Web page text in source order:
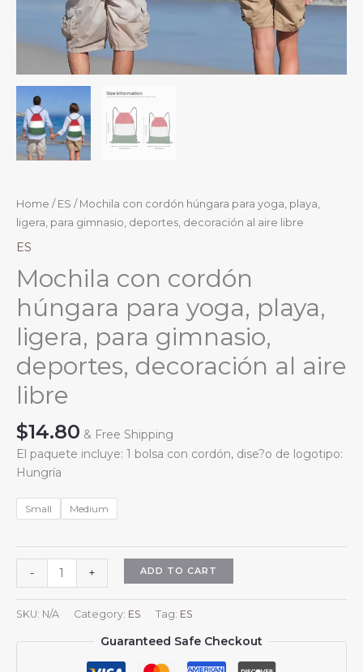
Home / ES / Mochila con cordón húngara para yoga, playa,
ligera, para gimnasio, deportes, decoración al aire libre
ES
Mochila con cordón
húngara para yoga, playa,
ligera, para gimnasio,
deportes, decoración al aire
libre
$14.80 & Free Shipping
El paquete incluye: 1 bolsa con cordón, dise?o de logotipo:
Hungría
Small Medium
-
con
cordón
húngara
para
+ ADD TO CART
SKU: N/A Category: ES Tag: ES
Guaranteed Safe Checkout